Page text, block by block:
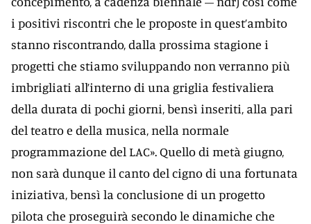
i positivi riscontri che le proposte in quest’ambito
stanno riscontrando, dalla prossima stagione i
progetti che stiamo sviluppando non verranno più
imbrigliati all’interno di una griglia festivaliera
della durata di pochi giorni, bensì inseriti, alla pari
del teatro e della musica, nella normale
programmazione del LAC». Quello di metà giugno,
non sarà dunque il canto del cigno di una fortunata
iniziativa, bensì la conclusione di un progetto
pilota che proseguirà secondo le dinamiche che